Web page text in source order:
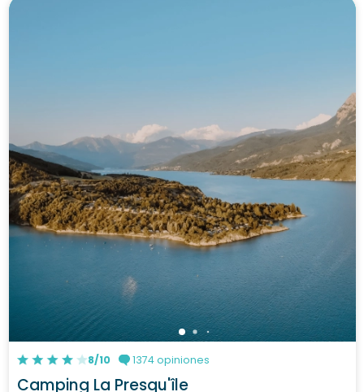
8/10 1374 opiniones
Camping La Presqu'île